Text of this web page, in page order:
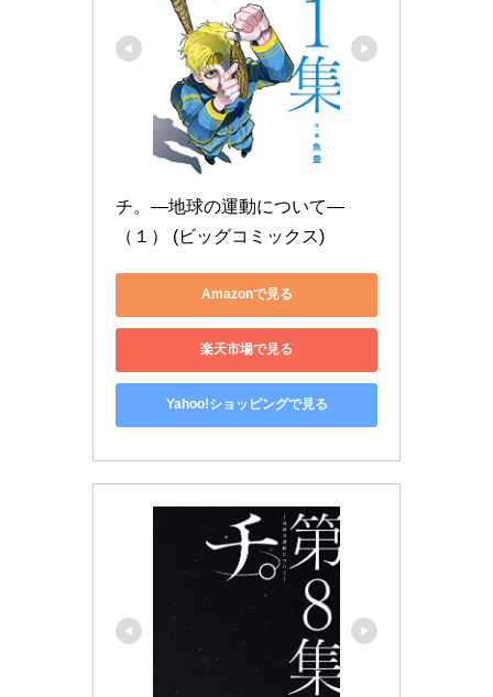
チ。―地球の運動について―
（１） (ビッグコミックス)
Amazonで見る
楽天市場で見る
Yahoo!ショッピングで見る